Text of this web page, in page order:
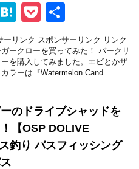
F
H
at
e
n
a
P
o
ck
et
有
ーリンク スポンサーリンク リンク
ークローを買ってみた！ バークリ
を購入してみました。エビとかザ
ラーは『Watermelon Cand ...
のドライブシャッドを
【OSP DOLIVE
釣り バスフィッシング